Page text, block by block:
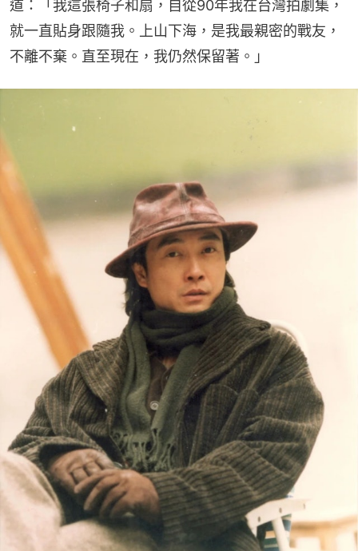
道：「我這張椅子和扇，自從90年我在台灣拍劇集，
就一直貼身跟隨我。上山下海，是我最親密的戰友，
不離不棄。直至現在，我仍然保留著。」